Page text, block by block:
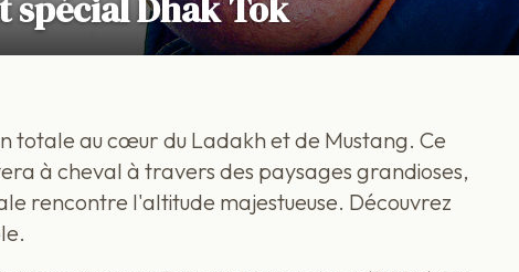
spécial Dhak Tok
totale au cœur du Ladakh et de Mustang. Ce
à cheval à travers des paysages grandioses,
rencontre l'altitude majestueuse. Découvrez